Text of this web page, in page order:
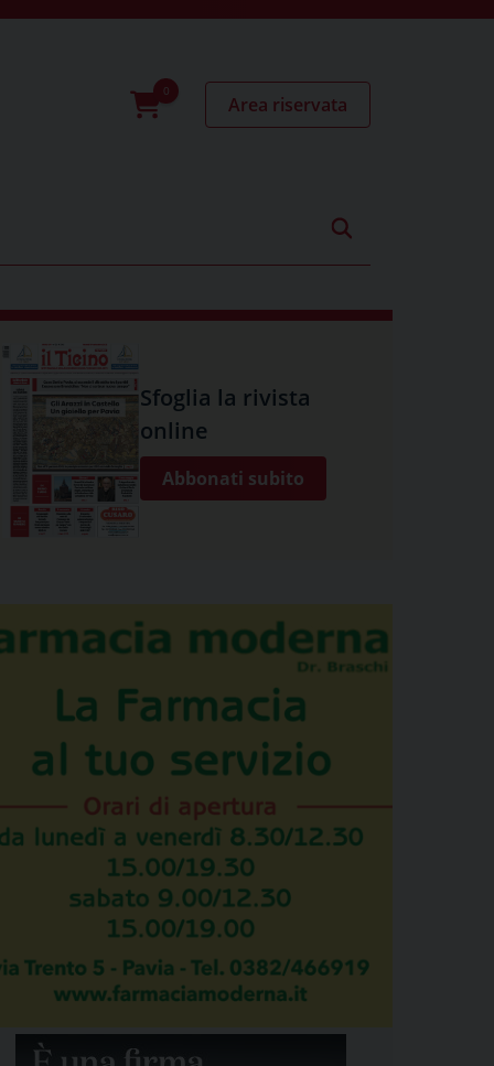
0
Area riservata
Sfoglia la rivista
online
Abbonati subito